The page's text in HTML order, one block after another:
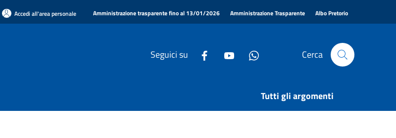
Accedi all'area personale Amministrazione trasparente fino al 13/01/2026 Amministrazione Trasparente Albo Pretorio
Seguici su Cerca
Tutti gli argomenti